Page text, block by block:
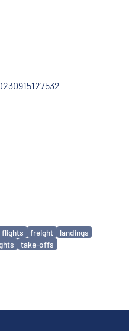
flights freight
landings
take-offs